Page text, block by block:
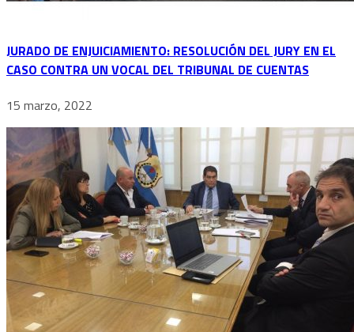
JURADO DE ENJUICIAMIENTO: RESOLUCIÓN DEL JURY EN EL
CASO CONTRA UN VOCAL DEL TRIBUNAL DE CUENTAS
15 marzo, 2022